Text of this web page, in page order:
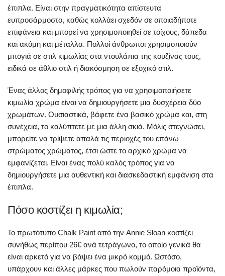
έπιπλα. Είναι στην πραγματικότητα απίστευτα
ευπροσάρμοστο, καθώς κολλάει σχεδόν σε οποιαδήποτε
επιφάνεια και μπορεί να χρησιμοποιηθεί σε τοίχους, δάπεδα
και ακόμη και μέταλλα. Πολλοί άνθρωποι χρησιμοποιούν
μπογιά σε στιλ κιμωλίας στα ντουλάπια της κουζίνας τους,
ειδικά σε άθλιο στιλ ή διακόσμηση σε εξοχικό στιλ.
Ένας άλλος δημοφιλής τρόπος για να χρησιμοποιήσετε
κιμωλία χρώμα είναι να δημιουργήσετε μια δυσχέρεια δύο
χρωμάτων. Ουσιαστικά, βάφετε ένα βασικό χρώμα και, στη
συνέχεια, το καλύπτετε με μια άλλη σκιά. Μόλις στεγνώσει,
μπορείτε να τρίψετε απαλά τις περιοχές του επάνω
στρώματος χρώματος, έτσι ώστε το αρχικό χρώμα να
εμφανίζεται. Είναι ένας πολύ καλός τρόπος για να
δημιουργήσετε μια αυθεντική και διασκεδαστική εμφάνιση στα
έπιπλα.
Πόσο κοστίζει η κιμωλία;
Το πρωτότυπο Chalk Paint από την Annie Sloan κοστίζει
συνήθως περίπου 26€ ανά τετράγωνο, το οποίο γενικά θα
είναι αρκετό για να βάψει ένα μικρό κομμό. Ωστόσο,
υπάρχουν και άλλες μάρκες που πωλούν παρόμοια προϊόντα,